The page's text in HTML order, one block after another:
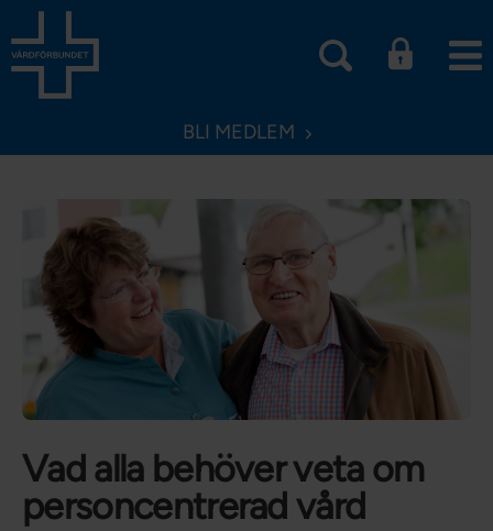
BLI MEDLEM
Vad alla behöver veta om
personcentrerad vård